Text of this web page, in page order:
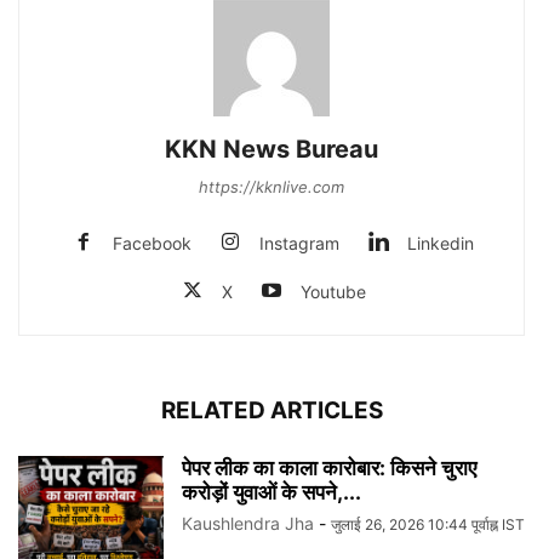
KKN News Bureau
https://kknlive.com
Facebook Instagram Linkedin
X Youtube
RELATED ARTICLES
पेपर लीक का काला कारोबार: किसने चुराए
करोड़ों युवाओं के सपने,...
Kaushlendra Jha - जुलाई 26, 2026 10:44 पूर्वाह्न IST